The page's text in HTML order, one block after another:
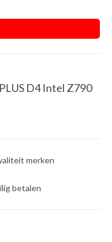
D4 Intel Z790
merken
betalen